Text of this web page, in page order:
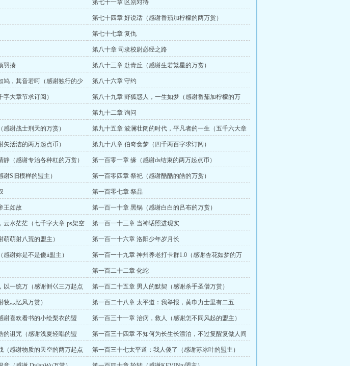
第七十一章 区别对待
第七十四章 好说话（感谢番茄加柠檬的两万赏）
第七十七章 复仇
第八十章 司隶校尉必经之路
羽揍 第八十三章 赴青丘（感谢生若繁星的万赏）
鸠，其音若呵（感谢独行的少
第八十六章 守约
大章节求订阅）
第八十九章 野狐惑人，一生如梦（感谢番茄加柠檬的万
赏）
第九十二章 询问
谢战士刑天的万赏）
第九十五章 波澜壮阔的时代，平凡者的一生（五千六大章
求订阅）
活洁的两万起点币） 第九十八章 伯奇食梦（四千两百字求订阅）
（感谢专治各种杠的万赏） 第一百零一章 缘（感谢ds结束的两万起点币）
S旧模样的盟主） 第一百零四章 祭祀（感谢酷酷的皓的万赏）
第一百零七章 祭品
王如故 第一百一十章 黑锅（感谢白白的吕布的万赏）
水茫茫（七千字大章·ps架空
第一百一十三章 当神话照进现实
萌射八荒的盟主） 第一百一十六章 洛阳少年岁月长
谢妳是不是傻ii盟主）
第一百一十九章 神州养老打卡群1.0（感谢杏花如梦的万
赏）
第一百二十二章 化蛇
以一统万（感谢卌巜三万起点
第一百二十五章 男人的默契（感谢杀手圣僧万赏）
灬忆风万赏）
第一百二十八章 太平道：我举报，黄巾力士里有二五
仔！！！（谢丨麻雀丨万赏
谢喜欢看书的小绘梨衣的盟
第一百三十一章 治病，救人（感谢怎不同风起的盟主）
的诅咒（感谢浅夏轻唱的盟
第一百三十四章 不知何为长生长漂泊，不过复醒复做人间
客（感谢Cz丶盟主）
（感谢物质的天空的两万起点
第一百三十七太平道：我人傻了（感谢苏冰叶的盟主）
（大章求订阅~）